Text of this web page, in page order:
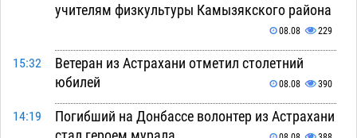
учителям физкультуры Камызякского района
08.08 229
15:32
Ветеран из Астрахани отметил столетний
юбилей
08.08 390
14:19
Погибший на Донбассе волонтер из Астрахани